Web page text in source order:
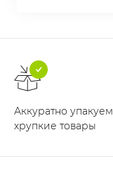
Аккуратно упакуем
хрупкие товары